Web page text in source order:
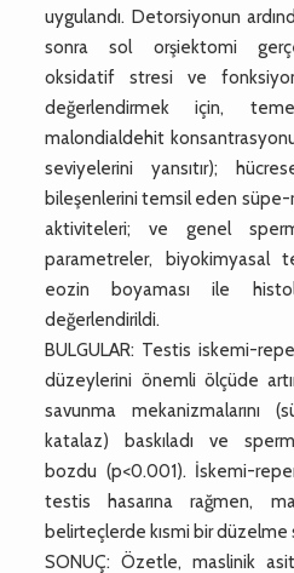
uygulandı. Detorsiyonun
sonra sol orşiektomi
oksidatif stresi ve
değerlendirmek için,
malondialdehit
seviyelerini yansıtır);
bileşenlerini temsil eden
aktiviteleri; ve genel
parametreler, biyokimyasal
eozin boyaması ile
değerlendirildi.
BULGULAR: Testis iskemi-
düzeylerini önemli ölçüde
savunma mekanizmalarını
katalaz) baskıladı ve
bozdu (p<0.001). İskemi-
testis hasarına rağmen,
belirteçlerde kısmi bir düzelme
SONUÇ: Özetle, maslinik